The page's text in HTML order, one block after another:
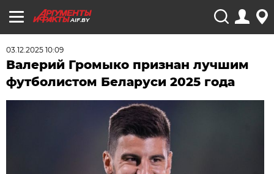
AIF.BY
03.12.2025 10:09
Валерий Громыко признан лучшим
футболистом Беларуси 2025 года